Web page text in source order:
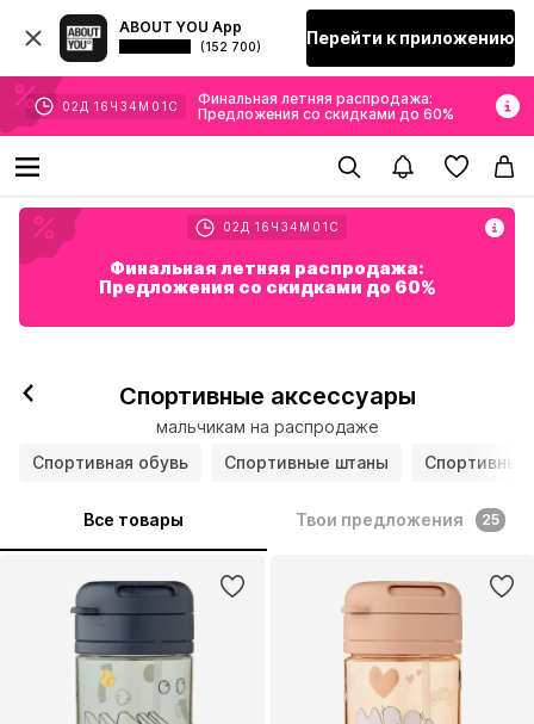
ABOUT YOU App
(152 700) Перейти к приложению
02 Д 16 Ч 34 М 00 С
Финальная летняя распродажа:
Предложения со скидками до 60%
02 Д 16 Ч 34 М 00 С
Финальная летняя распродажа:
Предложения со скидками до 60%
Спортивные аксессуары
мальчикам на распродаже
Спортивная обувь
Спортивные штаны
Все товары Твои предложения 25